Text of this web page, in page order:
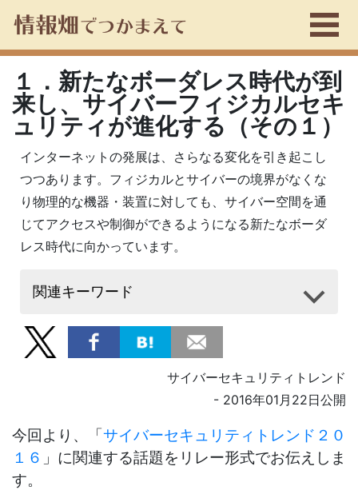
１．新たなボーダレス時代が到
来し、サイバーフィジカルセキ
ュリティが進化する（その１）
インターネットの発展は、さらなる変化を引き起こし
つつあります。フィジカルとサイバーの境界がなくな
り物理的な機器・装置に対しても、サイバー空間を通
じてアクセスや制御ができるようになる新たなボーダ
レス時代に向かっています。
関連キーワード
サイバーセキュリティトレンド
- 2016年01月22日公開
今回より、「サイバーセキュリティトレンド２０
１６ 」に関連する話題をリレー形式でお伝えしま
す。